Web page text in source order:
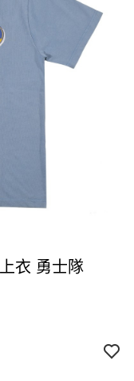
衣 勇士隊